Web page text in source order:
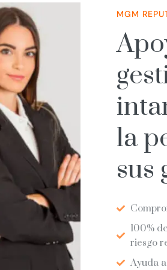
MGM
la
sus
100%
riesgo
Ayuda